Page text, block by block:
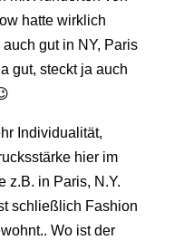
hatte wirklich
gut in NY, Paris
gut, steckt ja auch
Individualität,
hier im
z.B. in Paris, N.Y.
schließlich Fashion
Wo ist der